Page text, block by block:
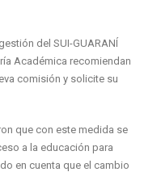
del SUI-GUARANÍ
Académica recomiendan
comisión y solicite su
que con este medida se
a la educación para
en cuenta que el cambio